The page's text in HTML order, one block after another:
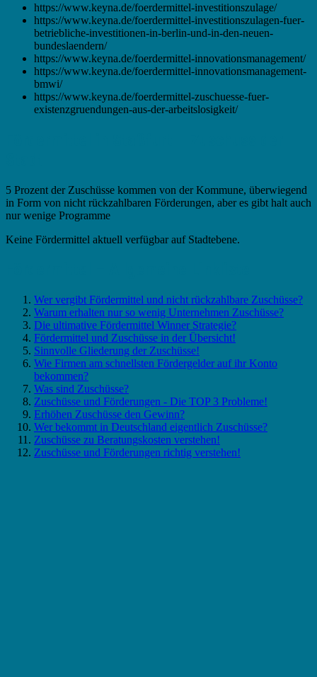
https://www.keyna.de/foerdermittel-investitionszulage/
https://www.keyna.de/foerdermittel-investitionszulagen-fuer-
betriebliche-investitionen-in-berlin-und-in-den-neuen-
bundeslaendern/
https://www.keyna.de/foerdermittel-innovationsmanagement/
https://www.keyna.de/foerdermittel-innovationsmanagement-
bmwi/
https://www.keyna.de/foerdermittel-zuschuesse-fuer-
existenzgruendungen-aus-der-arbeitslosigkeit/
5 Prozent der Zuschüsse kommen von der Kommune, überwiegend
in Form von nicht rückzahlbaren Förderungen, aber es gibt halt auch
nur wenige Programme
Keine Fördermittel aktuell verfügbar auf Stadtebene.
Wer vergibt Fördermittel und nicht rückzahlbare Zuschüsse?
Warum erhalten nur so wenig Unternehmen Zuschüsse?
Die ultimative Fördermittel Winner Strategie?
Fördermittel und Zuschüsse in der Übersicht!
Sinnvolle Gliederung der Zuschüsse!
Wie Firmen am schnellsten Fördergelder auf ihr Konto
bekommen?
Was sind Zuschüsse?
Zuschüsse und Förderungen - Die TOP 3 Probleme!
Erhöhen Zuschüsse den Gewinn?
Wer bekommt in Deutschland eigentlich Zuschüsse?
Zuschüsse zu Beratungskosten verstehen!
Zuschüsse und Förderungen richtig verstehen!